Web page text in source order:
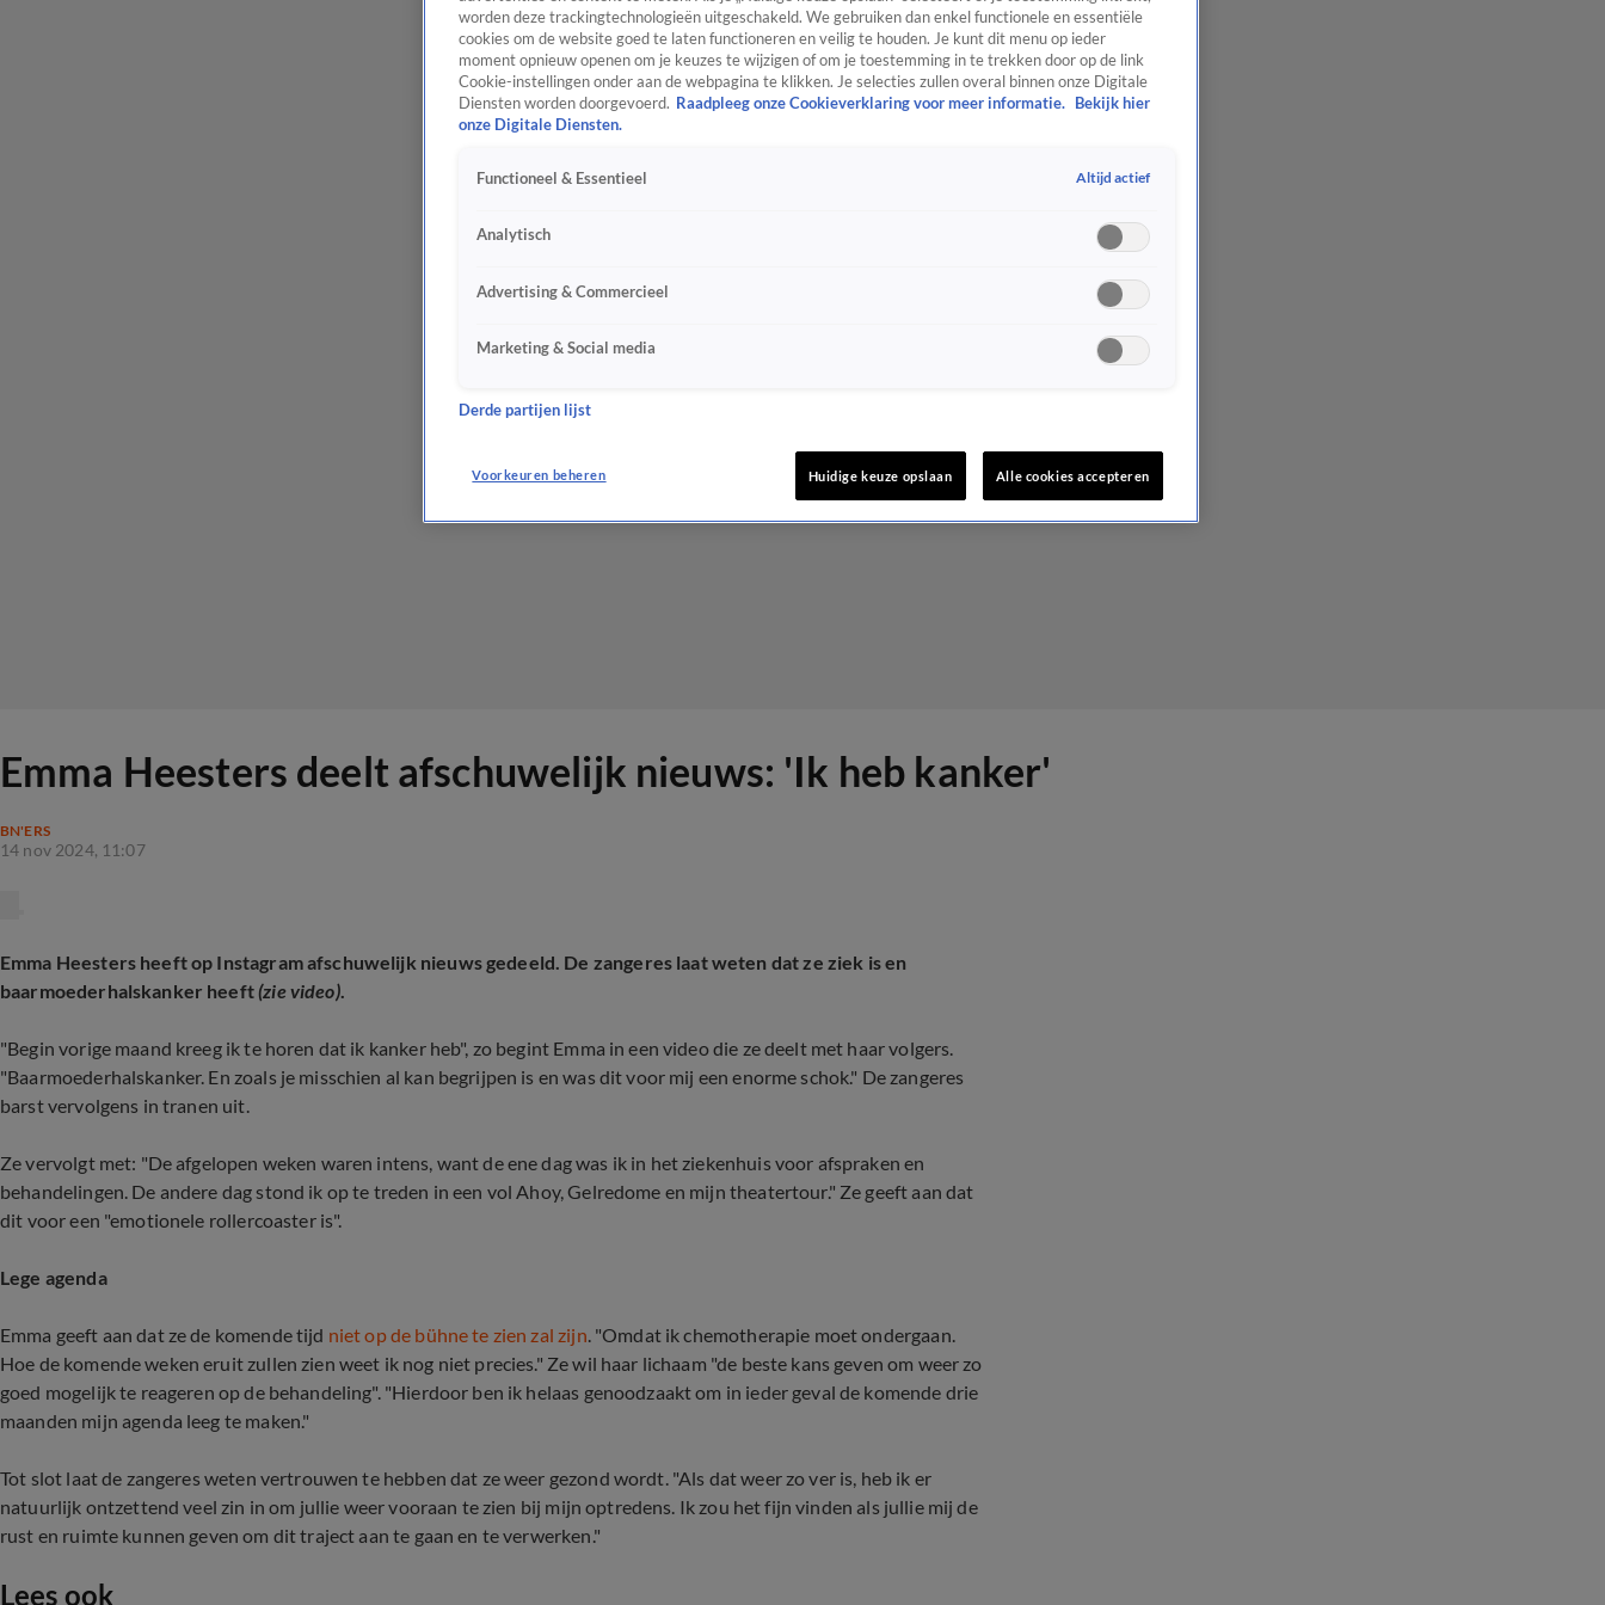
Emma Heesters deelt afschuwelijk nieuws: 'Ik heb kanker'
BN'ERS
14 nov 2024, 11:07
Emma Heesters heeft op Instagram afschuwelijk nieuws gedeeld. De zangeres laat weten dat ze ziek is en
baarmoederhalskanker heeft(zie video).
"Begin vorige maand kreeg ik te horen dat ik kanker heb", zo begint Emma in een video die ze deelt met haar volgers.
"Baarmoederhalskanker. En zoals je misschien al kan begrijpen is en was dit voor mij een enorme schok." De zangeres
barst vervolgens in tranen uit.
Ze vervolgt met: "De afgelopen weken waren intens, want de ene dag was ik in het ziekenhuis voor afspraken en
behandelingen. De andere dag stond ik op te treden in een vol Ahoy, Gelredome en mijn theatertour." Ze geeft aan dat
dit voor een "emotionele rollercoaster is".
Lege agenda
Emma geeft aan dat ze de komende tijd niet op de bühne te zien zal zijn. "Omdat ik chemotherapie moet ondergaan.
Hoe de komende weken eruit zullen zien weet ik nog niet precies." Ze wil haar lichaam "de beste kans geven om weer zo
goed mogelijk te reageren op de behandeling". "Hierdoor ben ik helaas genoodzaakt om in ieder geval de komende drie
maanden mijn agenda leeg te maken."
Tot slot laat de zangeres weten vertrouwen te hebben dat ze weer gezond wordt. "Als dat weer zo ver is, heb ik er
natuurlijk ontzettend veel zin in om jullie weer vooraan te zien bij mijn optredens. Ik zou het fijn vinden als jullie mij de
rust en ruimte kunnen geven om dit traject aan te gaan en te verwerken."
Lees ook
worden deze trackingtechnologieën uitgeschakeld. We gebruiken dan enkel functionele en essentiële
cookies om de website goed te laten functioneren en veilig te houden. Je kunt dit menu op ieder
moment opnieuw openen om je keuzes te wijzigen of om je toestemming in te trekken door op de link
Cookie-instellingen onder aan de webpagina te klikken. Je selecties zullen overal binnen onze Digitale
Diensten worden doorgevoerd. Raadpleeg onze Cookieverklaring voor meer informatie. Bekijk hier
onze Digitale Diensten.
Functioneel & Essentieel Altijd actief
Analytisch
Advertising & Commercieel
Marketing & Social media
Derde partijen lijst
Voorkeuren beheren Huidige keuze opslaan Alle cookies accepteren